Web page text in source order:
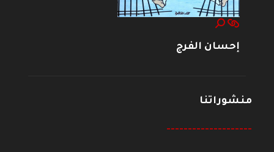
إحسان الفرج
منشوراتنا
--------------------